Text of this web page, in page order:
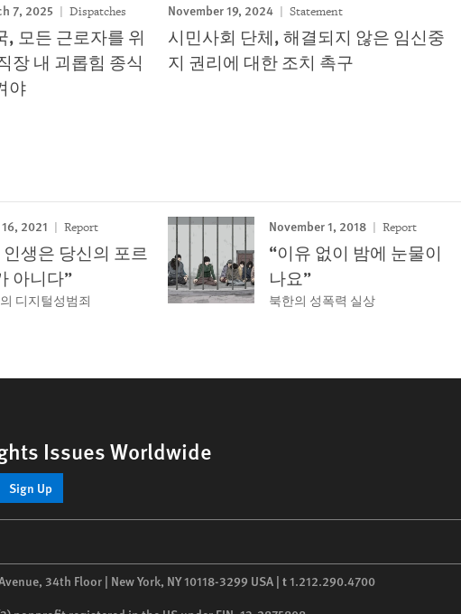
7, 2025 Dispatches
, 모든 근로자를 위
장 내 괴롭힘 종식
야
November 19, 2024 Statement
시민사회 단체, 해결되지 않은 임신중
지 권리에 대한 조치 촉구
2021 Report
인생은 당신의 포르
아니다”
디지털성범죄
November 1, 2018 Report
“이유 없이 밤에 눈물이
나요”
북한의 성폭력 실상
Issues Worldwide
Sign Up
34th Floor | New York, NY10118-3299 USA | t1.212.290.4700